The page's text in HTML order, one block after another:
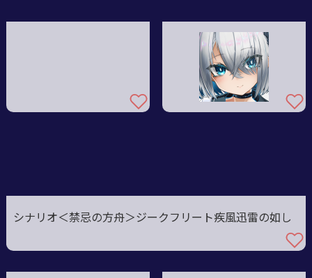
シナリオ＜禁忌の方舟＞ジークフリート疾風迅雷の如し